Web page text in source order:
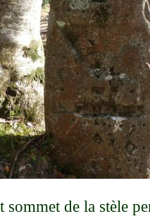
sommet de la stèle